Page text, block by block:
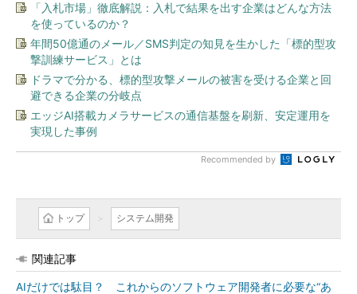
「入札市場」徹底解説：入札で結果を出す企業はどんな方法
を使っているのか？
年間50億通のメール／SMS判定の知見を生かした「標的型攻
撃訓練サービス」とは
ドラマで分かる、標的型攻撃メールの被害を受ける企業と回
避できる企業の分岐点
エッジAI搭載カメラサービスの通信基盤を刷新、安定運用を
実現した事例
Recommended by
トップ システム開発
関連記事
AIだけでは駄目？ これからのソフトウェア開発者に必要な“あ